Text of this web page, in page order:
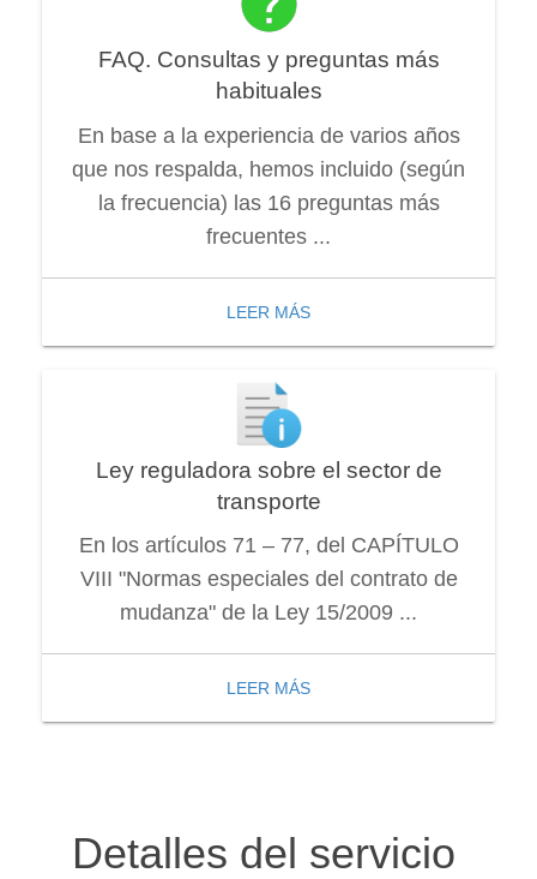
FAQ. Consultas y preguntas más
habituales
En base a la experiencia de varios años
que nos respalda, hemos incluido (según
la frecuencia) las 16 preguntas más
frecuentes ...
LEER MÁS
Ley reguladora sobre el sector de
transporte
En los artículos 71 – 77, del CAPÍTULO
VIII "Normas especiales del contrato de
mudanza" de la Ley 15/2009 ...
LEER MÁS
Detalles del servicio